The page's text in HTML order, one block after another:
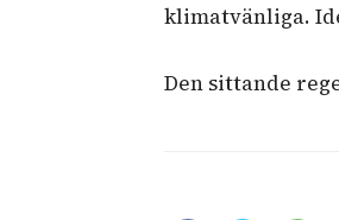
klimatvänliga.
Den sittande